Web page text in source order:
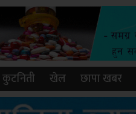
कुटनिती खेल छापा खबर